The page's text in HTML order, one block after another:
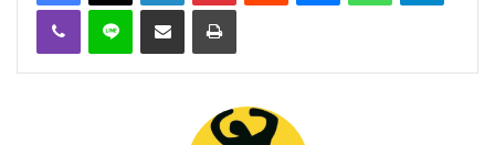
Viber Ligne Partager par email Imprimer